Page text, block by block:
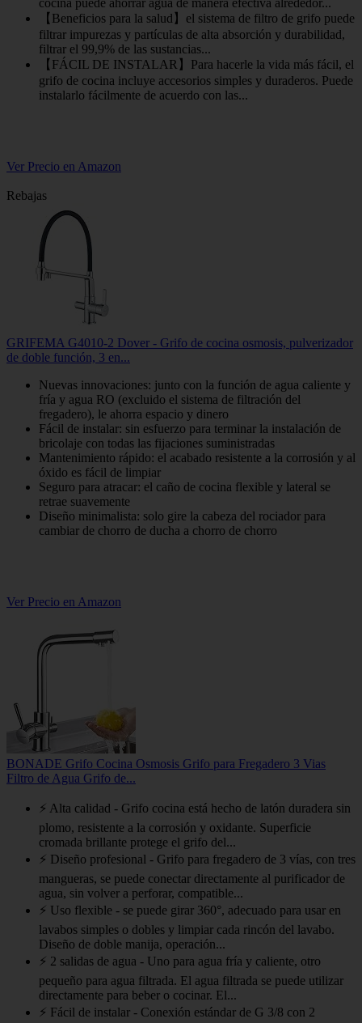
【Beneficios para la salud】el sistema de filtro de grifo puede
filtrar impurezas y partículas de alta absorción y durabilidad,
filtrar el 99,9% de las sustancias...
【FÁCIL DE INSTALAR】Para hacerle la vida más fácil, el
grifo de cocina incluye accesorios simples y duraderos. Puede
instalarlo fácilmente de acuerdo con las...
Ver Precio en Amazon
Rebajas
GRIFEMA G4010-2 Dover - Grifo de cocina osmosis, pulverizador
de doble función, 3 en...
Nuevas innovaciones: junto con la función de agua caliente y
fría y agua RO (excluido el sistema de filtración del
fregadero), le ahorra espacio y dinero
Fácil de instalar: sin esfuerzo para terminar la instalación de
bricolaje con todas las fijaciones suministradas
Mantenimiento rápido: el acabado resistente a la corrosión y al
óxido es fácil de limpiar
Seguro para atracar: el caño de cocina flexible y lateral se
retrae suavemente
Diseño minimalista: solo gire la cabeza del rociador para
cambiar de chorro de ducha a chorro de chorro
Ver Precio en Amazon
BONADE Grifo Cocina Osmosis Grifo para Fregadero 3 Vias
Filtro de Agua Grifo de...
⚡ Alta calidad - Grifo cocina está hecho de latón duradera sin
plomo, resistente a la corrosión y oxidante. Superficie
cromada brillante protege el grifo del...
⚡ Diseño profesional - Grifo para fregadero de 3 vías, con tres
mangueras, se puede conectar directamente al purificador de
agua, sin volver a perforar, compatible...
⚡ Uso flexible - se puede girar 360°, adecuado para usar en
lavabos simples o dobles y limpiar cada rincón del lavabo.
Diseño de doble manija, operación...
⚡ 2 salidas de agua - Uno para agua fría y caliente, otro
pequeño para agua filtrada. El agua filtrada se puede utilizar
directamente para beber o cocinar. El...
⚡ Fácil de instalar - Conexión estándar de G 3/8 con 2